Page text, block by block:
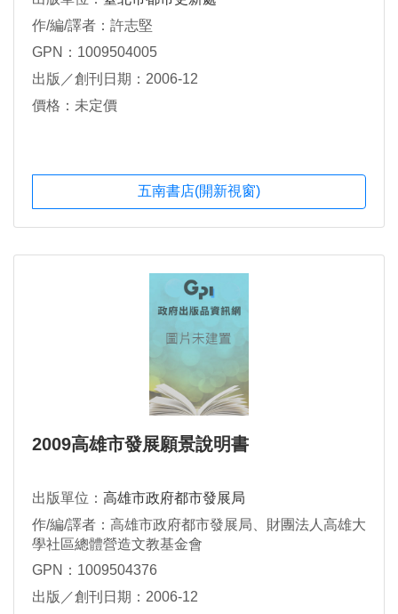
作/編/譯者：許志堅
GPN：1009504005
出版／創刊日期：2006-12
價格：未定價
五南書店(開新視窗)
2009高雄市發展願景說明書
出版單位： 高雄市政府都市發展局
作/編/譯者：高雄市政府都市發展局、財團法人高雄大
學社區總體營造文教基金會
GPN：1009504376
出版／創刊日期：2006-12